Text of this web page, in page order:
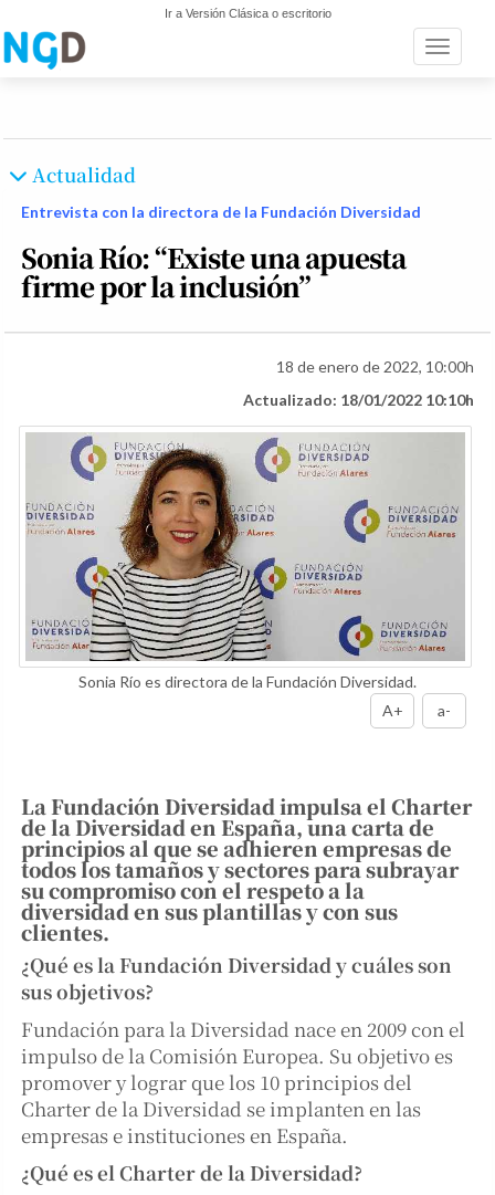
Ir a Versión Clásica o escritorio
Toggle
Actualidad
Entrevista con la directora de la Fundación Diversidad
Sonia Río: “Existe una apuesta
firme por la inclusión”
18 de enero de 2022, 10:00h
Actualizado: 18/01/2022 10:10h
Sonia Río es directora de la Fundación Diversidad.
A+
a-
La Fundación Diversidad impulsa el Charter
de la Diversidad en España, una carta de
principios al que se adhieren empresas de
todos los tamaños y sectores para subrayar
su compromiso con el respeto a la
diversidad en sus plantillas y con sus
clientes.
¿Qué es la Fundación Diversidad y cuáles son
sus objetivos?
Fundación para la Diversidad nace en 2009 con el
impulso de la Comisión Europea. Su objetivo es
promover y lograr que los 10 principios del
Charter de la Diversidad se implanten en las
empresas e instituciones en España.
¿Qué es el Charter de la Diversidad?